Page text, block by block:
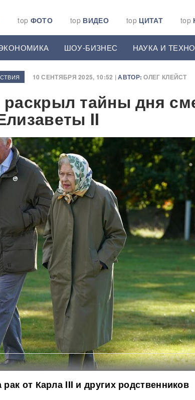
top ФОТО top ВИДЕО top ЦИТАТ top
ШОУ-БИЗНЕС НАУКА И
10 СЕНТЯБРЯ 2025, 10:52 |АВТОР: ОЛЕГ КЛЕЙСТ
тайны дня
II
от Карла III и других родственников